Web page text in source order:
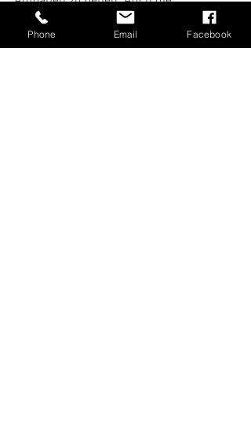
Einführung der allgemeinen
Dienstpflicht kann dazu beitragen, dass
Phone Email Facebook